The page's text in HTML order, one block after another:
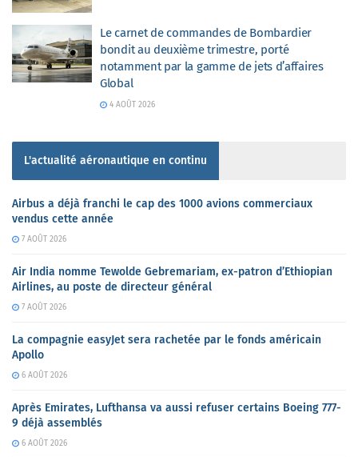
Le carnet de commandes de Bombardier
bondit au deuxième trimestre, porté
notamment par la gamme de jets d’affaires
Global
4 AOÛT 2026
L'actualité aéronautique en continu
Airbus a déjà franchi le cap des 1000 avions commerciaux
vendus cette année
7 AOÛT 2026
Air India nomme Tewolde Gebremariam, ex-patron d’Ethiopian
Airlines, au poste de directeur général
7 AOÛT 2026
La compagnie easyJet sera rachetée par le fonds américain
Apollo
6 AOÛT 2026
Après Emirates, Lufthansa va aussi refuser certains Boeing 777-
9 déjà assemblés
6 AOÛT 2026